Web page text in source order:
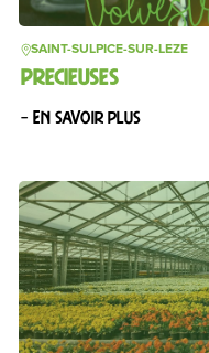
SAINT-SULPICE-SUR-LEZE
PRECIEUSES
– En savoir plus